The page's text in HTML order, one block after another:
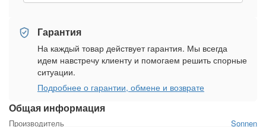
Общая информация
Производитель Sonnen
Гарантия
На каждый товар действует гарантия. Мы всегда
идем навстречу клиенту и помогаем решить спорные
ситуации.
Подробнее о гарантии, обмене и возврате